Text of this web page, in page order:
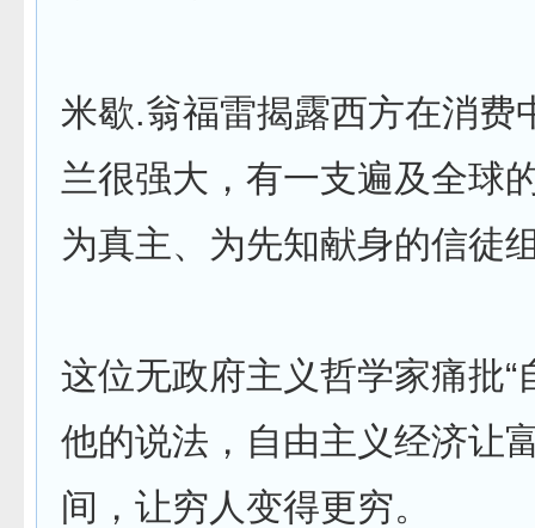
米歇.翁福雷揭露西方在消费
兰很强大，有一支遍及全球
为真主、为先知献身的信徒
这位无政府主义哲学家痛批“
他的说法，自由主义经济让
间，让穷人变得更穷。